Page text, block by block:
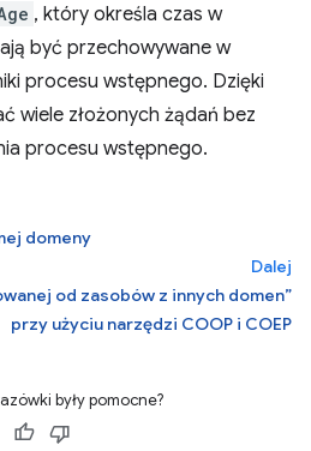
, który określa czas w
być przechowywane w
procesu wstępnego. Dzięki
wiele złożonych żądań bez
procesu wstępnego.
domeny
Dalej
od zasobów z innych domen”
przy użyciu narzędzi COOP i COEP
były pomocne?